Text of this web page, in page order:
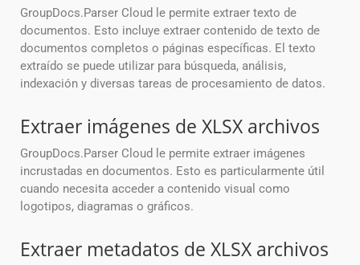
GroupDocs.Parser Cloud le permite extraer texto de
documentos. Esto incluye extraer contenido de texto de
documentos completos o páginas específicas. El texto
extraído se puede utilizar para búsqueda, análisis,
indexación y diversas tareas de procesamiento de datos.
Extraer imágenes de XLSX archivos
GroupDocs.Parser Cloud le permite extraer imágenes
incrustadas en documentos. Esto es particularmente útil
cuando necesita acceder a contenido visual como
logotipos, diagramas o gráficos.
Extraer metadatos de XLSX archivos